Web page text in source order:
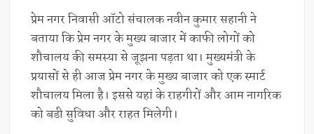
प्रेम नगर निवासी ऑटो संचालक नवीन कुमार सहानी ने
बताया कि प्रेम नगर के मुख्य बाजार में काफी लोगों को
शौचालय की समस्या से जूझना पड़ता था। मुख्यमंत्री के
प्रयासों से ही आज प्रेम नगर के मुख्य बाजार को एक स्मार्ट
शौचालय मिला है। इससे यहां के राहगीरों और आम नागरिक
को बडी सुविधा और राहत मिलेगी।